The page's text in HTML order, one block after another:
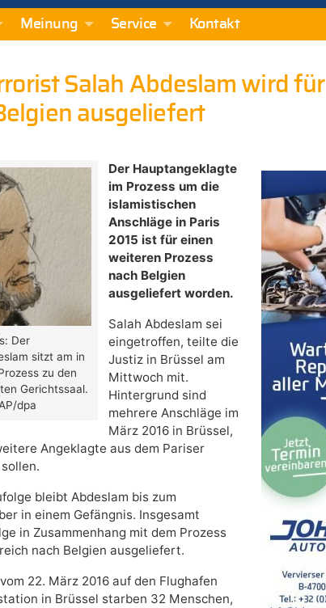
Meinung Service Kontakt
Salah Abdeslam wird für
ausgeliefert
Der
sitzt am in
zu den
Gerichtssaal.
dpa
Der Hauptangeklagte
im Prozess um die
islamistischen
Anschläge in Paris
2015 ist für einen
weiteren Prozess
nach Belgien
ausgeliefert worden.
Salah Abdeslam sei
eingetroffen, teilte die
Justiz in Brüssel am
Mittwoch mit.
Hintergrund sind
mehrere Anschläge im
März 2016 in Brüssel,
Angeklagte aus dem Pariser
bleibt Abdeslam bis zum
in einem Gefängnis. Insgesamt
in Zusammenhang mit dem Prozess
nach Belgien ausgeliefert.
22. März 2016 auf den Flughafen
in Brüssel starben 32 Menschen,